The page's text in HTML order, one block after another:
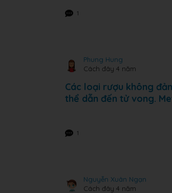
1
Phung Hung
Cách đây 4 năm
Các loại rượu không
thể dẫn đến tử vong.
1
Nguyễn Xuân Ngạn
Cách đây 4 năm